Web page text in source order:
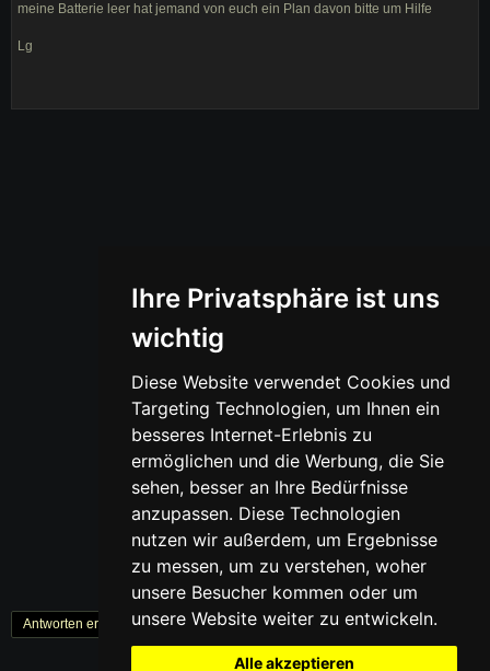
Ihre Privatsphäre ist uns
wichtig
Diese Website verwendet Cookies und
Targeting Technologien, um Ihnen ein
besseres Internet-Erlebnis zu
ermöglichen und die Werbung, die Sie
sehen, besser an Ihre Bedürfnisse
anzupassen. Diese Technologien
nutzen wir außerdem, um Ergebnisse
zu messen, um zu verstehen, woher
unsere Besucher kommen oder um
unsere Website weiter zu entwickeln.
Alle akzeptieren
meine Batterie leer hat jemand von euch ein Plan davon bitte um Hilfe
Lg
« Zurück 1 Weiter »
Antworten erstellen